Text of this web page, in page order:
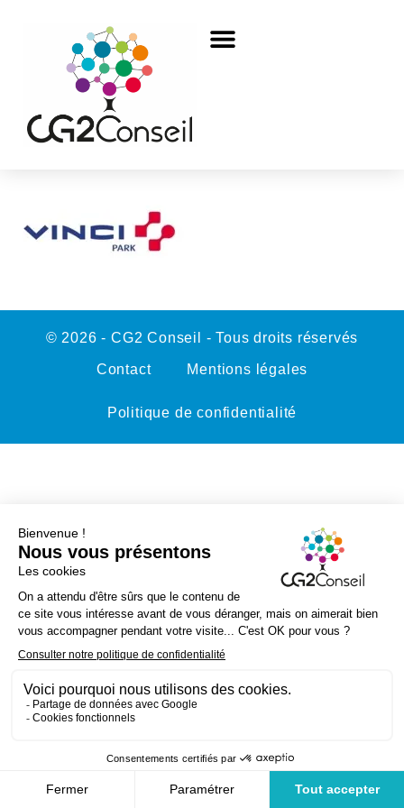
© 2026 - CG2 Conseil - Tous droits réservés
Contact Mentions légales
Politique de confidentialité